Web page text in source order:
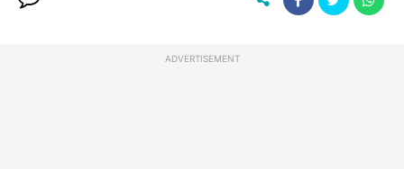
ADVERTISEMENT